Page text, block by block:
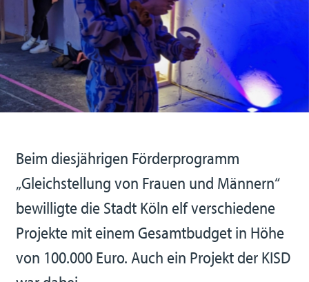
Beim diesjährigen Förderprogramm
„Gleichstellung von Frauen und Männern“
bewilligte die Stadt Köln elf verschiedene
Projekte mit einem Gesamtbudget in Höhe
von 100.000 Euro. Auch ein Projekt der KISD